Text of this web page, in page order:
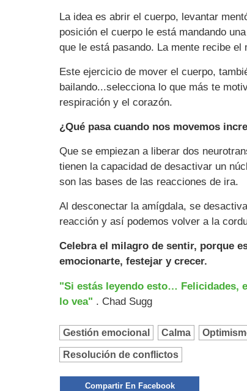
La idea es abrir el cuerpo, levantar
posición el cuerpo le está mandando
que le está pasando. La mente recibe
Este ejercicio de mover el cuerpo,
bailando...selecciona lo que más te
respiración y el corazón.
¿Qué pasa cuando nos movemos
Que se empiezan a liberar dos
tienen la capacidad de desactivar un
son las bases de las reacciones de ira.
Al desconectar la amígdala, se
reacción y así podemos volver a la
Celebra el milagro de sentir, porque
emocionarte, festejar y crecer.
"Si estás leyendo esto… Felicidades,
lo vea" . Chad Sugg
Gestión emocional Calma
Resolución de conflictos
Compartir En Facebook